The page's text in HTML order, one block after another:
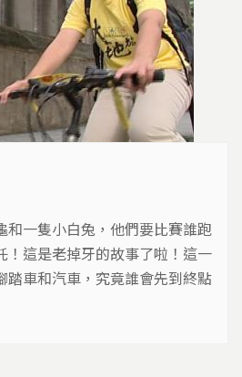
和一隻小白兔，他們要比賽誰跑
！這是老掉牙的故事了啦！這一
踏車和汽車，究竟誰會先到終點